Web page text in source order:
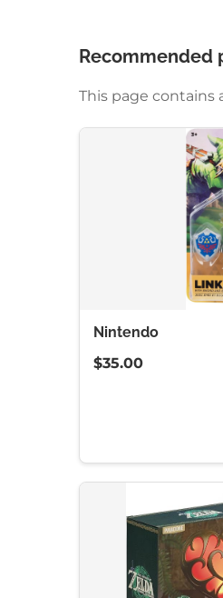
Recommended
This page contains
Nintendo
$35.00